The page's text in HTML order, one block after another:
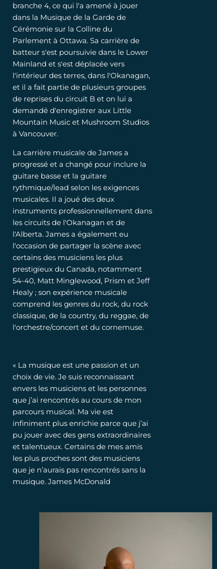
branche 4, ce qui l'a amené à jouer
dans la Musique de la Garde de
Cérémonie sur la Colline du
Parlement à Ottawa. Sa carrière de
batteur s'est poursuivie dans le Lower
Mainland et s'est déplacée vers
l'intérieur des terres, dans l'Okanagan,
et il a fait partie de plusieurs groupes
de reprises du circuit B et on lui a
demandé d'enregistrer aux Little
Mountain Music et Mushroom Studios
à Vancouver.
La carrière musicale de James a
progressé et a changé pour inclure la
guitare basse et la guitare
rythmique/lead selon les exigences
musicales. Il a joué des deux
instruments professionnellement dans
les circuits de l'Okanagan et de
l'Alberta. James a également eu
l'occasion de partager la scène avec
certains des musiciens les plus
prestigieux du Canada, notamment
54-40, Matt Minglewood, Prism et Jeff
Healy ; son expérience musicale
comprend les genres du rock, du rock
classique, de la country, du reggae, de
l'orchestre/concert et du cornemuse.
« La musique est une passion et un
choix de vie. Je suis reconnaissant
envers les musiciens et les personnes
que j’ai rencontrés au cours de mon
parcours musical. Ma vie est
infiniment plus enrichie parce que j’ai
pu jouer avec des gens extraordinaires
et talentueux. Certains de mes amis
les plus proches sont des musiciens
que je n’aurais pas rencontrés sans la
musique. James McDonald